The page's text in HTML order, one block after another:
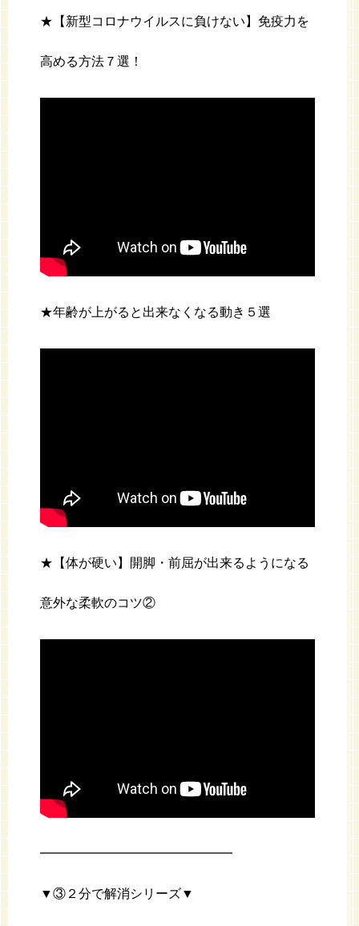
★【新型コロナウイルスに負けない】免疫力を
高める方法７選！
★年齢が上がると出来なくなる動き５選
★【体が硬い】開脚・前屈が出来るようになる
意外な柔軟のコツ②
━━━━━━━━━━━━━━━
▼③２分で解消シリーズ▼